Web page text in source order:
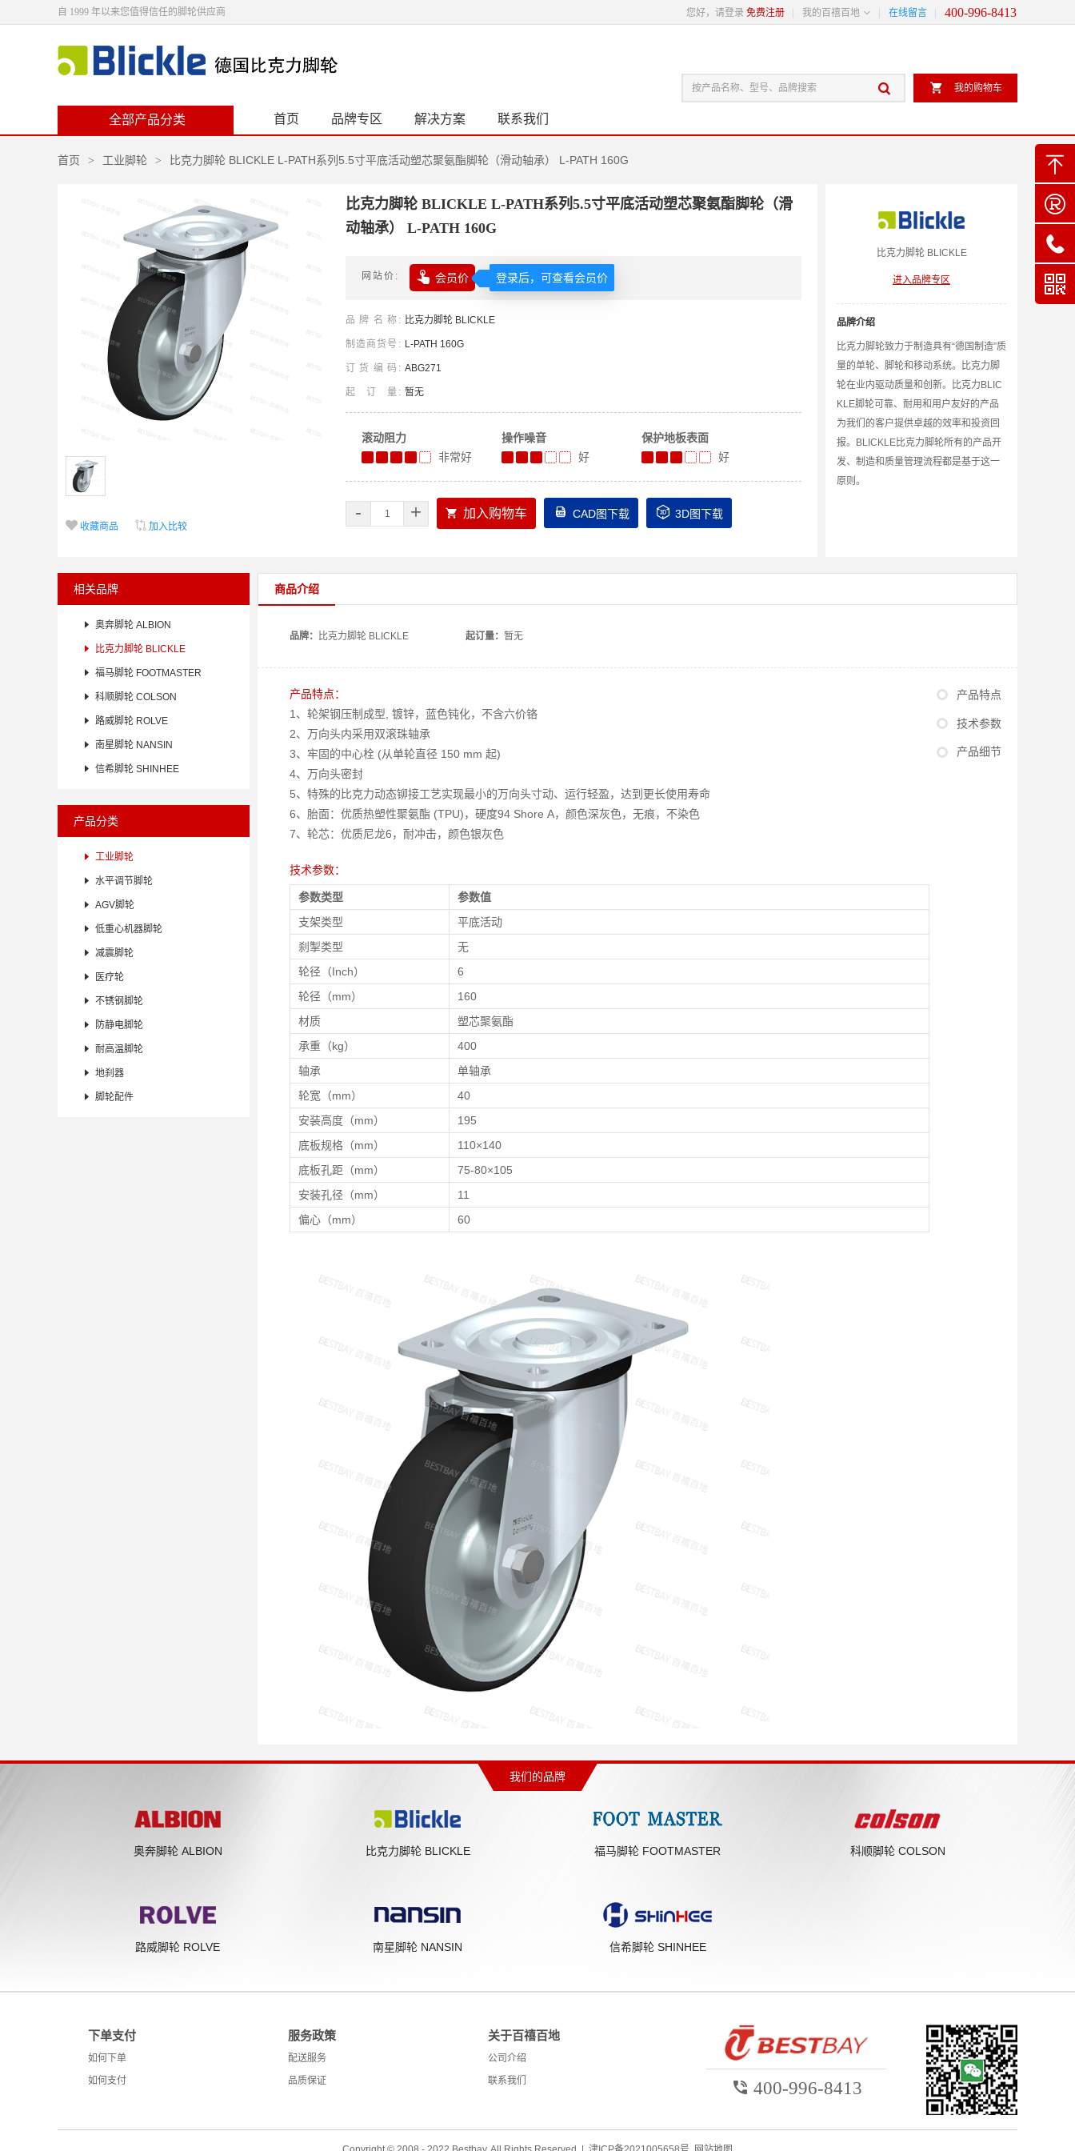
自 1999 年以来您值得信任的脚轮供应商 您好，请登录 免费注册 我的百禧百地  在线留言 400-996-8413
  我的购物车
全部产品分类 首页 品牌专区 解决方案 联系我们
首页 > 工业脚轮 > 比克力脚轮 BLICKLE L-PATH系列5.5寸平底活动塑芯聚氨酯脚轮（滑动轴承） L-PATH 160G
 收藏商品  加入比较
比克力脚轮 BLICKLE L-PATH系列5.5寸平底活动塑芯聚氨酯脚轮（滑
动轴承） L-PATH 160G
网站价  会员价
品牌名称 比克力脚轮 BLICKLE
制造商货号 L-PATH 160G
订货编码 ABG271
起订量 暂无
滚动阻力
非常好
操作噪音
好
保护地板表面
好
- +  加入购物车  CAD图下载  3D图下载
比克力脚轮BLICKLE
进入品牌专区
品牌介绍
比克力脚轮致力于制造具有“德国制造”质
量的单轮、脚轮和移动系统。比克力脚
轮在业内驱动质量和创新。比克力BLIC
KLE脚轮可靠、耐用和用户友好的产品
为我们的客户提供卓越的效率和投资回
报。BLICKLE比克力脚轮所有的产品开
发、制造和质量管理流程都是基于这一
原则。
相关品牌
 奥奔脚轮 ALBION
 比克力脚轮 BLICKLE
 福马脚轮 FOOTMASTER
 科顺脚轮 COLSON
 路威脚轮 ROLVE
 南星脚轮 NANSIN
 信希脚轮 SHINHEE
产品分类
 工业脚轮
 水平调节脚轮
 AGV脚轮
 低重心机器脚轮
 减震脚轮
 医疗轮
 不锈钢脚轮
 防静电脚轮
 耐高温脚轮
 地刹器
 脚轮配件
商品介绍
品牌： 比克力脚轮 BLICKLE 起订量： 暂无
产品特点
技术参数
产品细节
产品特点：
1、轮架钢压制成型, 镀锌，蓝色钝化，不含六价铬
2、万向头内采用双滚珠轴承
3、牢固的中心栓 (从单轮直径 150 mm 起)
4、万向头密封
5、特殊的比克力动态铆接工艺实现最小的万向头寸动、运行轻盈，达到更长使用寿命
6、胎面：优质热塑性聚氨酯 (TPU)，硬度94 Shore A，颜色深灰色，无痕，不染色
7、轮芯：优质尼龙6，耐冲击，颜色银灰色
技术参数：
参数类型
参数值
支架类型
平底活动
刹掣类型
无
轮径（Inch）
6
轮径（mm）
160
材质
塑芯聚氨酯
承重（kg）
400
轴承
单轴承
轮宽（mm）
40
安装高度（mm）
195
底板规格（mm）
110×140
底板孔距（mm）
75-80×105
安装孔径（mm）
11
偏心（mm）
60
我们的品牌
奥奔脚轮 ALBION 比克力脚轮 BLICKLE 福马脚轮 FOOTMASTER 科顺脚轮 COLSON
路威脚轮 ROLVE 南星脚轮 NANSIN 信希脚轮 SHINHEE
下单支付
如何下单
如何支付
服务政策
配送服务
品质保证
关于百禧百地
公司介绍
联系我们
 400-996-8413




登录后，可查看会员价